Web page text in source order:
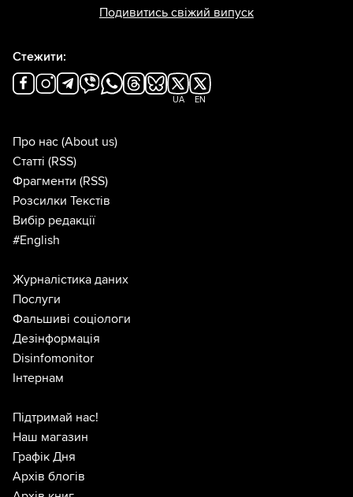
Подивитись свіжий випуск
Стежити:
UA EN
Про нас (About us)
Статті (RSS)
Фрагменти (RSS)
Розсилки Текстів
Вибір редакції
#English
Журналістика даних
Послуги
Фальшиві соціологи
Дезінформація
Disinfomonitor
Інтернам
Підтримай нас!
Наш магазин
Графік Дня
Архів блогів